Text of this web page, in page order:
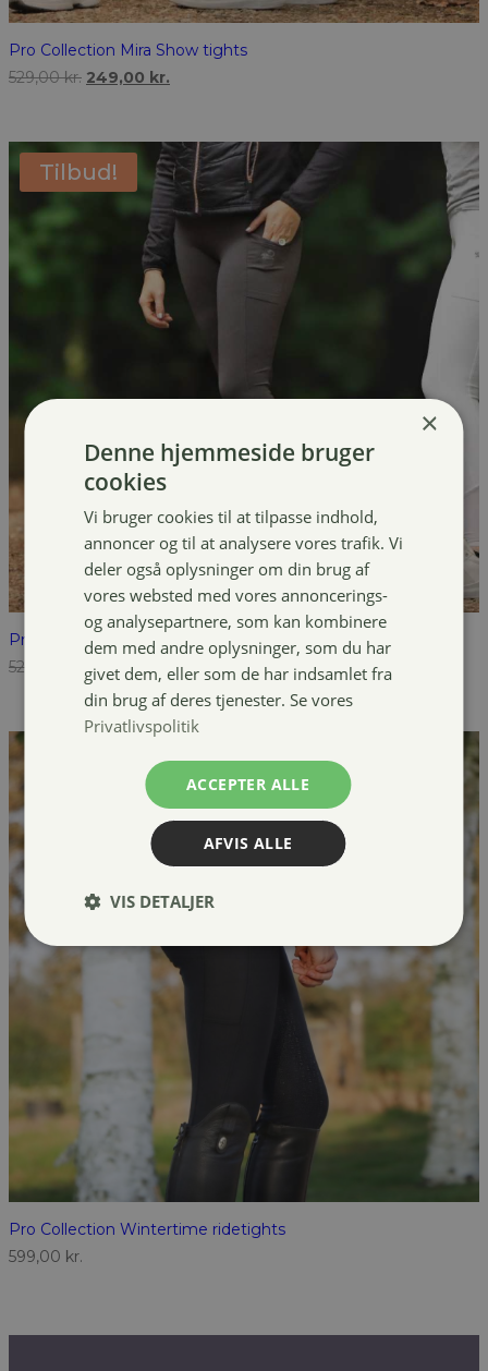
Pro Collection Mira Show tights
529,00kr. Den
529,00 kr..
249,00 kr.
249,00 kr..
Tilbud!
Pro Collection Mira tights
529,00
Den
oprindelige
pris
var:
249,00kr. Den
aktuelle
pris
er:
Pro Collection Wintertime ridetights
599,00 kr.
×
Denne hjemmeside bruger
cookies
Vi bruger cookies til at tilpasse indhold,
annoncer og til at analysere vores trafik. Vi
deler også oplysninger om din brug af
vores websted med vores annoncerings-
og analysepartnere, som kan kombinere
dem med andre oplysninger, som du har
givet dem, eller som de har indsamlet fra
din brug af deres tjenester. Se vores
Privatlivspolitik
ACCEPTER ALLE
AFVIS ALLE
VIS DETALJER